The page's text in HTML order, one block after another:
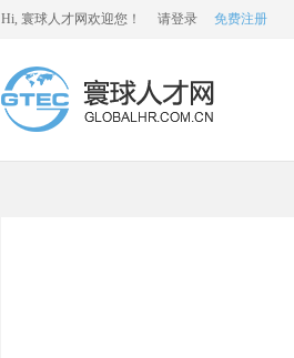
Hi, 寰球人才网欢迎您！ 请登录 免费注册